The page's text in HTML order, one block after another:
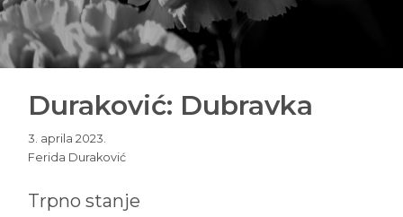
Duraković: Dubravka
3. aprila 2023.
Ferida Duraković
Trpno stanje